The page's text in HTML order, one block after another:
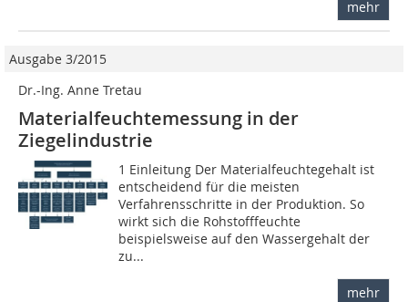
mehr
Ausgabe 3/2015
Dr.-Ing. Anne Tretau
Materialfeuchtemessung in der
Ziegelindustrie
1 Einleitung Der Materialfeuchtegehalt ist
entscheidend für die meisten
Verfahrensschritte in der Produktion. So
wirkt sich die Rohstofffeuchte
beispielsweise auf den Wassergehalt der
zu...
mehr